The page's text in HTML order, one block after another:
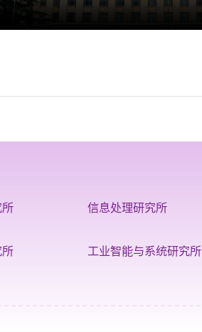
所 信息处理研究所
所 工业智能与系统研究所